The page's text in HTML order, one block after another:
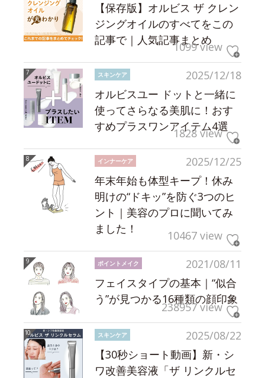
【保存版】オルビス ザ クレン
ジングオイルのすべてをこの
記事で｜人気記事まとめ
1099 view
2025/12/18
スキンケア
オルビスユー ドットと一緒に
使ってさらなる美肌に！おす
すめプラスワンアイテム4選
1828 view
2025/12/25
インナーケア
年末年始も体型キープ！休み
明けの“ドキッ”を防ぐ3つのヒ
ント｜美容のプロに聞いてみ
ました！
10467 view
2021/08/11
ポイントメイク
フェイスタイプの基本｜“似合
う”が見つかる16種類の顔印象
238957 view
2025/08/22
スキンケア
【30秒ショート動画】新・シ
ワ改善美容液「ザ リンクルセ